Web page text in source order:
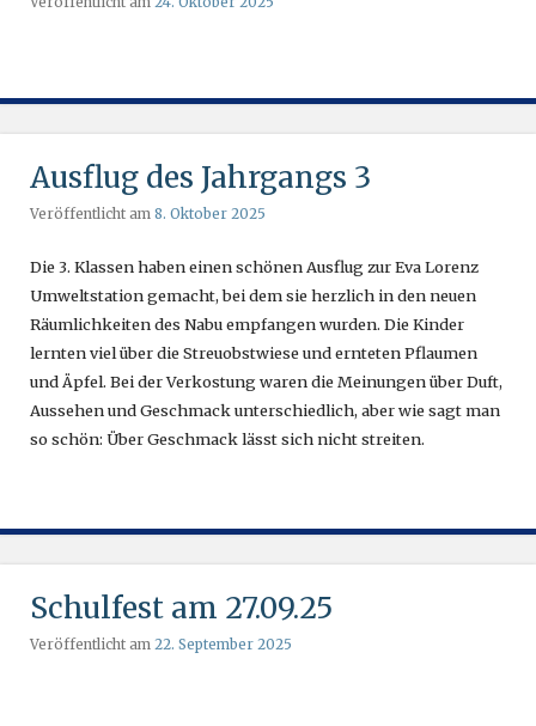
Ausflug des Jahrgangs 3
Veröffentlicht am 8. Oktober 2025
Die 3. Klassen haben einen schönen Ausflug zur Eva Lorenz
Umweltstation gemacht, bei dem sie herzlich in den neuen
Räumlichkeiten des Nabu empfangen wurden. Die Kinder
lernten viel über die Streuobstwiese und ernteten Pflaumen
und Äpfel. Bei der Verkostung waren die Meinungen über Duft,
Aussehen und Geschmack unterschiedlich, aber wie sagt man
so schön: Über Geschmack lässt sich nicht streiten.
Schulfest am 27.09.25
Veröffentlicht am 22. September 2025